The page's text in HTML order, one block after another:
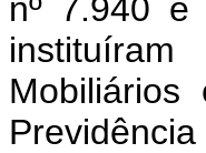
nº 7.940